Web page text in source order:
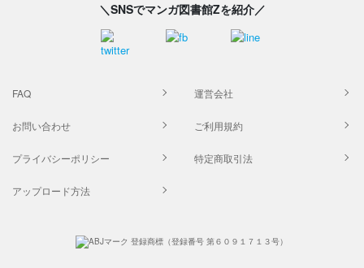
＼SNSでマンガ図書館Zを紹介／
FAQ 運営会社
お問い合わせ ご利用規約
プライバシーポリシー 特定商取引法
アップロード方法